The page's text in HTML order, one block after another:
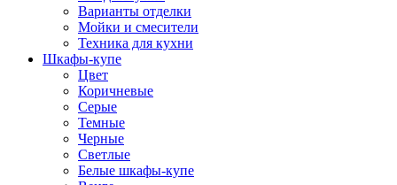
Варианты отделки
Мойки и смесители
Техника для кухни
Шкафы-купе
Цвет
Коричневые
Серые
Темные
Черные
Светлые
Белые шкафы-купе